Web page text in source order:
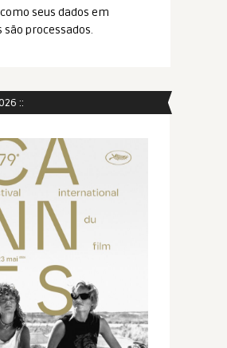
seus dados em
processados.
::